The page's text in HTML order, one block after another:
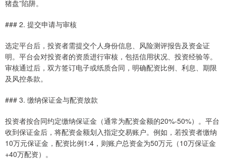
猪盘”陷阱。
### 2. 提交申请与审核
选定平台后，投资者需提交个人身份信息、风险测评报告及资金证
明。平台会对投资者的资质进行审核，包括信用状况、投资经验等。
审核通过后，双方签订电子或纸质合同，明确配资比例、利息、期限
及风控条款。
### 3. 缴纳保证金与配资放款
投资者按合同约定缴纳保证金（通常为配资金额的20%-50%）。平台
收到保证金后，将配资金额划入指定交易账户。例如，若投资者缴纳
10万元保证金，配资比例1:4，则账户总资金为50万元（10万保证金
+40万配资）。